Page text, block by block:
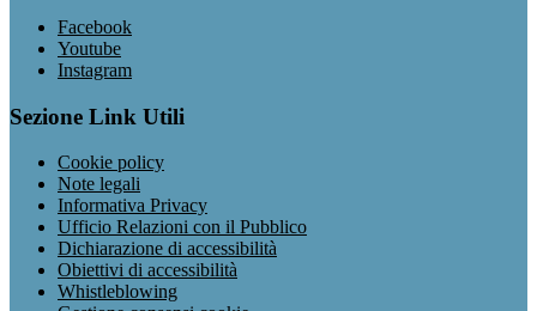
Facebook
Youtube
Instagram
Sezione Link Utili
Cookie policy
Note legali
Informativa Privacy
Ufficio Relazioni con il Pubblico
Dichiarazione di accessibilità
Obiettivi di accessibilità
Whistleblowing